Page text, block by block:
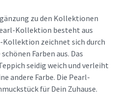
zu den Kollektionen
Kollektion besteht aus
Kollektion zeichnet sich durch
Farben aus. Das
seidig weich und verleiht
andere Farbe. Die Pearl-
für Dein Zuhause.